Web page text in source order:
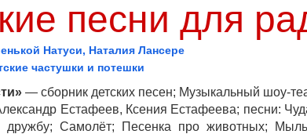
песни для
Натуси, Наталия Лансере
частушки и потешки
— сборник детских песен; Музыкальный шоу-
Естафеев, Ксения Естафеева; песни:
Самолёт; Песенка про животных;